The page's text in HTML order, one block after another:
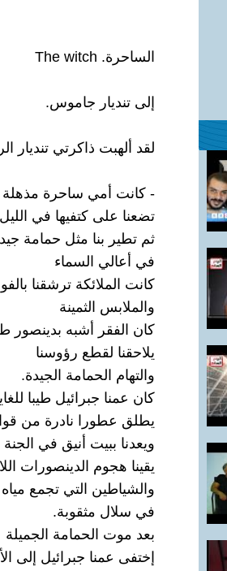
الساحرة. The witch
إلى تنديار جاموس.
لقد ألهبت ذاكرتي تنديار
- كانت أمي ساحرة مذهلة
تضعنا على كتفيها في الليل
ثم تطير بنا مثل حمامة
في أعالي السماء
كانت الملائكة ترشقنا
والملابس الثمينة
كان الفقر أشبه بدينصور
يلاحقنا لقطع رؤوسنا
والتهام الحمامة الجيدة.
كان عمنا جبرائيل طيبا
يطلق عطورا نادرة من
ويعدنا ببيت أنيق في الجنة
يقينا هجوم الدينصورات
والشياطين التي تجمع
في سلال مثقوبة.
بعد موت الحمامة الجميلة
إختفى عمنا جبرائيل إلى